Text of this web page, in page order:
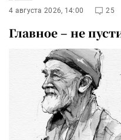
4 августа 2026, 14:00 25
Главное – не